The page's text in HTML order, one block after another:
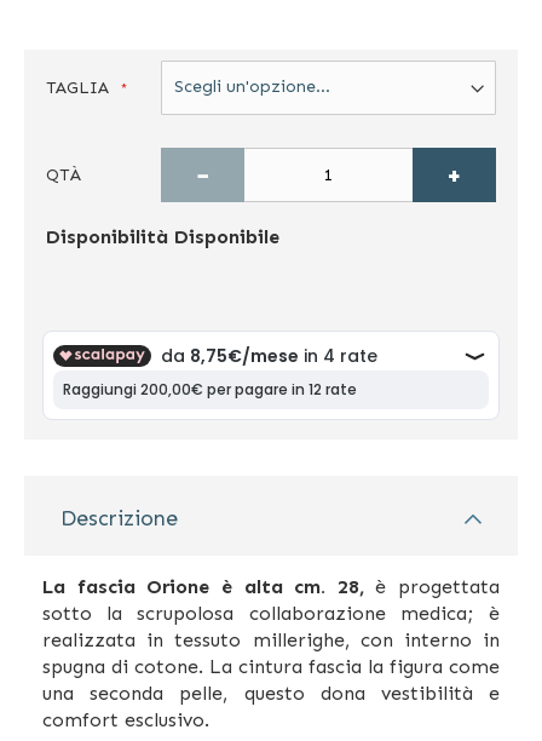
TAGLIA
QTÀ − +
Disponibilità Disponibile
Descrizione
La fascia Orione è alta cm. 28,è progettata
sotto la scrupolosa collaborazione medica; è
realizzata in tessuto millerighe, con interno in
spugna di cotone. La cintura fascia la figura come
una seconda pelle, questo dona vestibilità e
comfort esclusivo.